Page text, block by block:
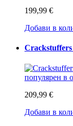
199,99 €
Добави в
209,99 €
Добави в